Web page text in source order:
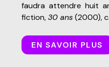
faudra attendre huit
fiction,30 ans(2000),
EN SAVOIR PLUS